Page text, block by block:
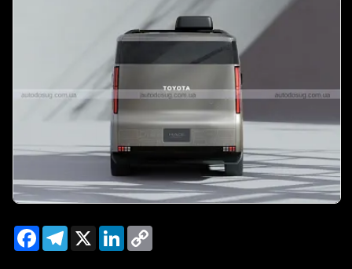
FacebookTelegram
X LinkedIn